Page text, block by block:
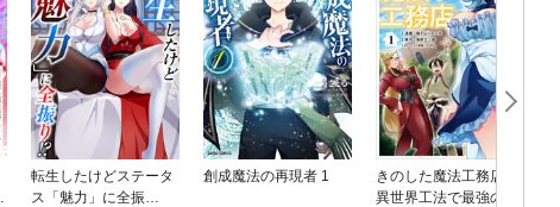
転生したけどステータ
ス「魅力」に全振
創成魔法の再現者 1
きのした魔法工務店
異世界工法で最強の家